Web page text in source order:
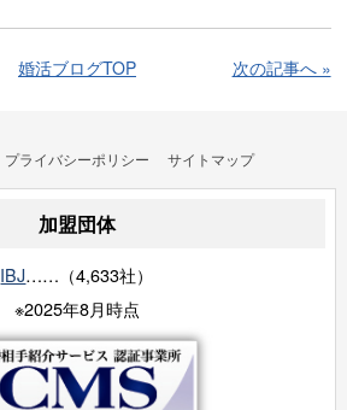
婚活ブログTOP 次の記事へ »
プライバシーポリシー サイトマップ
加盟団体
IBJ……（4,633社）
※2025年8月時点